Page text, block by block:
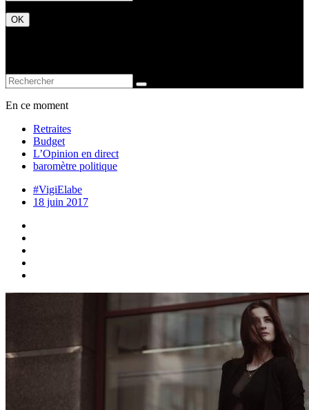
En ce moment
Retraites
Budget
L’Opinion en direct
baromètre politique
#VigiElabe
18 juin 2017